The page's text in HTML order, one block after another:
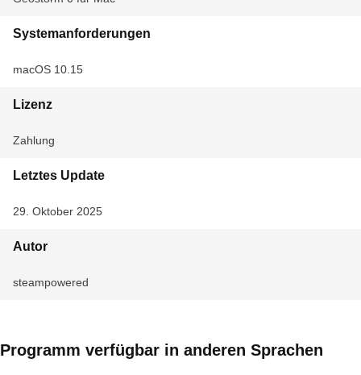
Systemanforderungen
macOS 10.15
Lizenz
Zahlung
Letztes Update
29. Oktober 2025
Autor
steampowered
Programm verfügbar in anderen Sprachen